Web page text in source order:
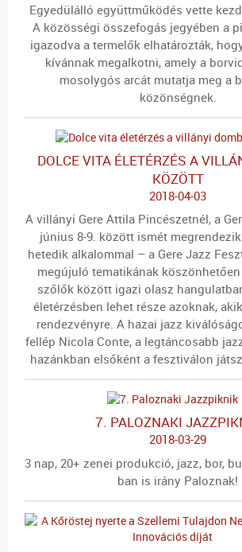
Egyedülálló együttműködés vette
A közösségi összefogás jegyében a
igazodva a termelők elhatározták,
kívánnak megalkotni, amely a
mosolygós arcát mutatja meg a
közönségnek.
DOLCE VITA ÉLETÉRZÉS A
KÖZÖTT
2018-04-03
A villányi Gere Attila Pincészetnél, a
június 8-9. között ismét
hetedik alkalommal – a Gere Jazz
megújuló tematikának
szőlők között igazi olasz
életérzésben lehet része azoknak,
rendezvényre. A hazai jazz
fellép Nicola Conte, a legtáncosabb
hazánkban elsőként a fesztiválon
7. PALOZNAKI
2018-03-29
3 nap, 20+ zenei produkció, jazz, bor,
ban is irány Paloznak!